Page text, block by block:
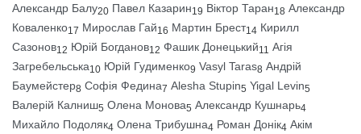
Александр Балу20 Павел Казарин19 Віктор Таран18 Александр
Коваленко17 Мирослав Гай16 Мартин Брест14 Кирилл
Сазонов12 Юрій Богданов12 Фашик Донецький11 Агія
Загребельська10 Юрій Гудименко9 Vasyl Taras8 Андрій
Баумейстер8 Софія Федина7 Alesha Stupin5 Yigal Levin5
Валерій Калниш5 Олена Монова5 Александр Кушнарь4
Михайло Подоляк4 Олена Трибушна4 Роман Донік4 Акім